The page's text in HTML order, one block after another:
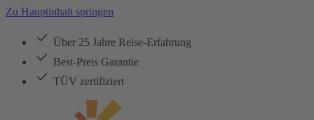
Zu Hauptinhalt springen
Über 25 Jahre Reise-Erfahrung
Best-Preis Garantie
TÜV zertifiziert